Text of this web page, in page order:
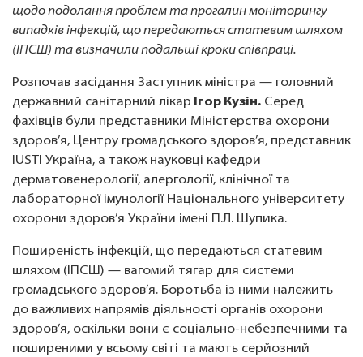
щодо подолання проблем та прогалин моніторингу
випадків інфекцій, що передаються статевим шляхом
(ІПСШ) та визначили подальші кроки співпраці.
Розпочав засідання Заступник міністра — головний
державний санітарний лікар Ігор Кузін. Серед
фахівців були представники Міністерства охорони
здоров’я, Центру громадського здоров’я, представник
IUSTI Україна, а також науковці кафедри
дерматовенерології, алергології, клінічної та
лабораторної імунології Національного університету
охорони здоров’я України імені П.Л. Шупика.
Поширеність інфекцій, що передаються статевим
шляхом (ІПСШ) — вагомий тягар для системи
громадського здоров’я. Боротьба із ними належить
до важливих напрямів діяльності органів охорони
здоров’я, оскільки вони є соціально-небезпечними та
поширеними у всьому світі та мають серйозний